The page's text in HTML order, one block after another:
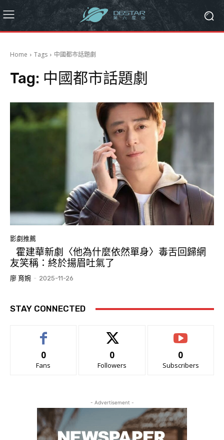
Home Tags 中國都市話題劇
Tag: 中國都市話題劇
影劇推薦
霍建華新劇〈他為什麼依然單身〉毒舌回歸網
友笑稱：終於揚眉吐氣了
廖 育婉 - 2025-11-26
STAY CONNECTED
0
Fans
0
Followers
0
Subscribers
- Advertisement -